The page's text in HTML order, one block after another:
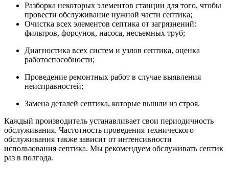
Разборка некоторых элементов станции для того, чтобы
провести обслуживание нужной части септика;
Очистка всех элементов септика от загрязнений:
фильтров, форсунок, насоса, несъемных труб;
Диагностика всех систем и узлов септика, оценка
работоспособности;
Проведение ремонтных работ в случае выявления
неисправностей;
Замена деталей септика, которые вышли из строя.
Каждый производитель устанавливает свои периодичность
обслуживания. Частотность проведения технического
обслуживания также зависит от интенсивности
использования септика. Мы рекомендуем обслуживать септик
раз в полгода.